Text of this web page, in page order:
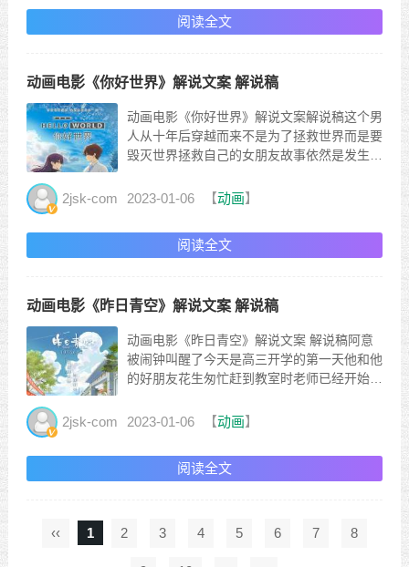
他并告诉他自己的名字叫三叶当他醒来后男主
就变成了女主没错他...
阅读全文
动画电影《你好世界》解说文案 解说稿
动画电影《你好世界》解说文案解说稿这个男
人从十年后穿越而来不是为了拯救世界而是要
毁灭世界拯救自己的女朋友故事依然是发生在
神社一阵光芒过后一个神秘人从天而降神秘人
的行人都对神秘人视而不见只有他才能看到这
个神秘人这使他更难...
2jsk-com 2023-01-06 【动画】
阅读全文
动画电影《昨日青空》解说文案 解说稿
动画电影《昨日青空》解说文案 解说稿阿意
被闹钟叫醒了今天是高三开学的第一天他和他
的好朋友花生匆忙赶到教室时老师已经开始在
现了老师夸张地一顿大骂惩罚他们站在了讲台
自己的座位走去老师破口大骂男生突然转过身
来老师被吓了一跳老师...
2jsk-com 2023-01-06 【动画】
阅读全文
‹‹ 1 2 3 4 5 6 7 8